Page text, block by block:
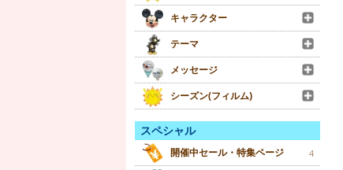
キャラクター
テーマ
メッセージ
シーズン(フィルム)
スペシャル
開催中セール・特集ページ 4